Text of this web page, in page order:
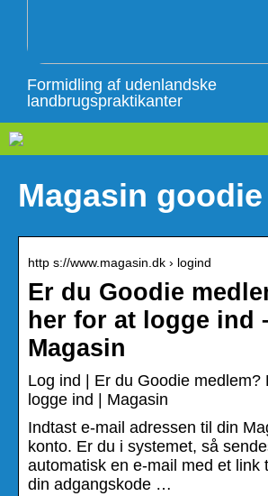
Formidling af udenlandske
landbrugspraktikanter
Magasin
http s://www.magasin.dk › logind
Er du Goodie
her for at logge ind
Magasin
Log ind | Er du Goodie medlem?
logge ind | Magasin
Indtast e-mail adressen til din
konto. Er du i systemet, så
automatisk en e-mail med et link
din adgangskode …